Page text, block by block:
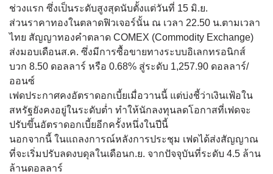
ช่วงแรก ซึ่งเป็นระดับสูงสุดนับตั้งแต่วันที่ 15 มิ.ย.
ส่วนราคาทองในตลาดฟิวเจอร์นั้น ณ เวลา 22.50 น.ตามเวลา
ไทย สัญญาทองคำตลาด COMEX (Commodity Exchange)
ส่งมอบเดือนส.ค. ซึ่งมีการซื้อขายทางระบบอิเลกทรอนิกส์
บวก 8.50 ดอลลาร์ หรือ 0.68% สู่ระดับ 1,257.90 ดอลลาร์/
ออนซ์
เฟดประกาศคงอัตราดอกเบี้ยเมื่อวานนี้ แต่บ่งชี้ว่าเงินเฟ้อใน
สหรัฐยังคงอยู่ในระดับต่ำ ทำให้นักลงทุนลดโอกาสที่เฟดจะ
ปรับขึ้นอัตราดอกเบี้ยอีกครั้งหนึ่งในปีนี้
นอกจากนี้ ในแถลงการณ์หลังการประชุม เฟดได้ส่งสัญญาณ
ที่จะเริ่มปรับลดงบดุลในเดือนก.ย. จากปัจจุบันที่ระดับ 4.5 ล้าน
ล้านดอลลาร์